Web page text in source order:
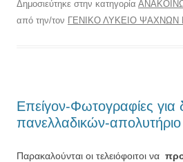
Δημοσιεύτηκε στην κατηγορία
από την/τον ΓΕΝΙΚΟ ΛΥΚΕΙΟ ΨΑΧΝΩΝ
Επείγον-Φωτογραφίες για
πανελλαδικών-απολυτήριο
Παρακαλούνται οι τελειόφοιτοι να